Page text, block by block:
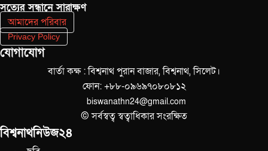
সত‌্যের সন্ধানে সারাক্ষণ
আমাদের পরিবার
Privacy Policy
যোগাযোগ
বার্তা কক্ষ : বিশ্বনাথ পুরান বাজার, বিশ্বনাথ, সিলেট।
ফোন: +৮৮-০৯৬৯৭০৮০৮১২
biswanathn24@gmail.com
© সর্বস্বত্ব স্বত্বাধিকার সংরক্ষিত
বিশ্বনাথনিউজ২৪